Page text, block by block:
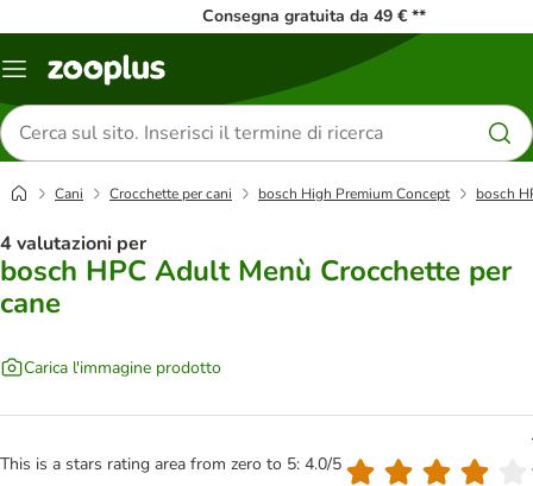
Consegna gratuita da 49 € **
Overview
Cerca
prodotti
Cani Crocchette per cani bosch High Premium Concept bosch
4 valutazioni per
bosch HPC Adult Menù Crocchette per
cane
Carica l'immagine prodotto
This is a stars rating area from zero to 5: 4.0/5